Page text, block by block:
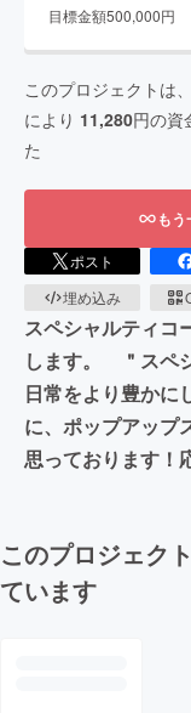
目標金額500,000円
このプロジェクトは、
により 11,280円の資
た
も
ポスト
埋め込み
スペシャルティコ
します。 ＂スペ
日常をより豊かに
に、ポップアップ
思っております！
このプロジェク
ています